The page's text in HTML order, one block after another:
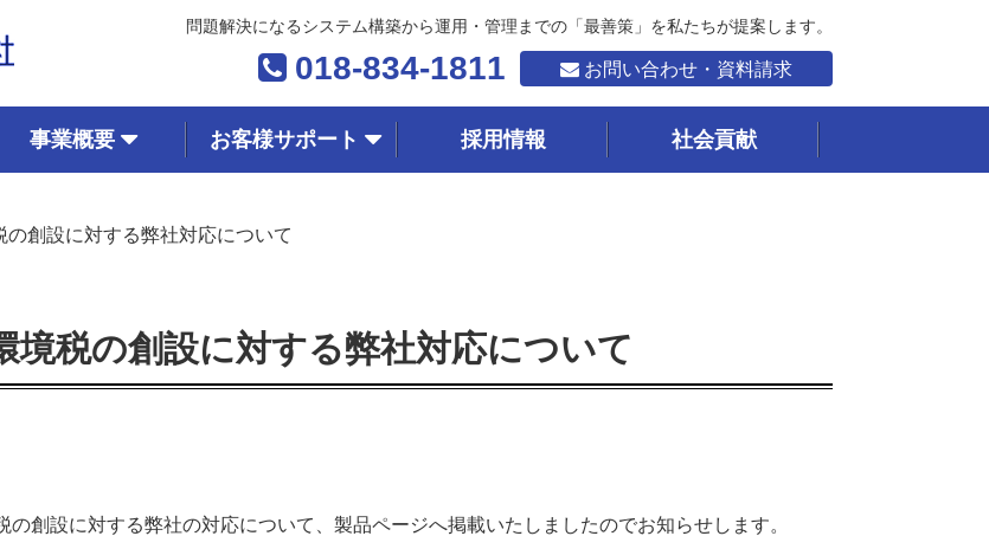
問題解決になるシステム構築から運用・管理までの「最善策」を私たちが提案します。
018-834-1811 お問い合わせ・資料請求
事業概要 お客様サポート 採用情報 社会貢献
創設に対する弊社対応について
境税の創設に対する弊社対応について
創設に対する弊社の対応について、製品ページへ掲載いたしましたのでお知らせします。